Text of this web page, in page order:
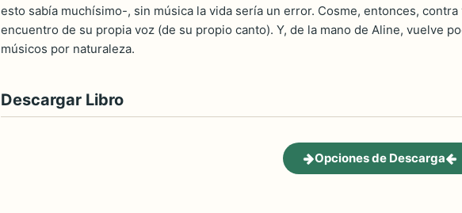
esto sabía muchísimo-, sin música la vida sería un error. Cosme, entonces,
encuentro de su propia voz (de su propio canto). Y, de la mano de Aline, vuelve
músicos por naturaleza.
Descargar Libro
Opciones de Descarga